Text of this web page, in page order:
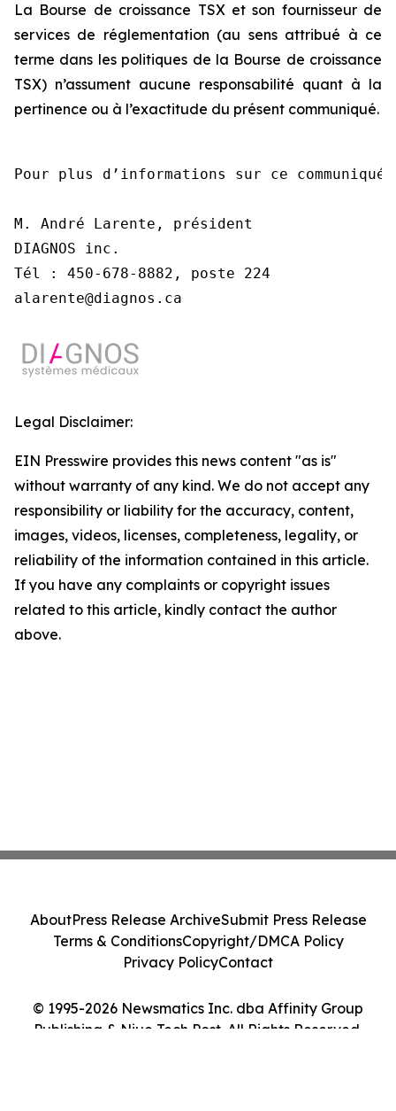
La Bourse de croissance TSX et son fournisseur de
services de réglementation (au sens attribué à ce
terme dans les politiques de la Bourse de croissance
TSX) n’assument aucune responsabilité quant à la
pertinence ou à l’exactitude du présent communiqué.
Pour plus d’informations sur ce
M. André Larente, président
DIAGNOS inc.
Tél : 450-678-8882, poste 224
alarente@diagnos.ca
Legal Disclaimer:
EIN Presswire provides this news content "as is"
without warranty of any kind. We do not accept any
responsibility or liability for the accuracy, content,
images, videos, licenses, completeness, legality, or
reliability of the information contained in this article.
If you have any complaints or copyright issues
related to this article, kindly contact the author
above.
© 1995-2026 Newsmatics Inc. dba Affinity Group
Publishing & Niue Tech Post. All Rights Reserved.
AboutPress Release ArchiveSubmit Press Release
Terms & ConditionsCopyright/DMCA Policy
Privacy PolicyContact